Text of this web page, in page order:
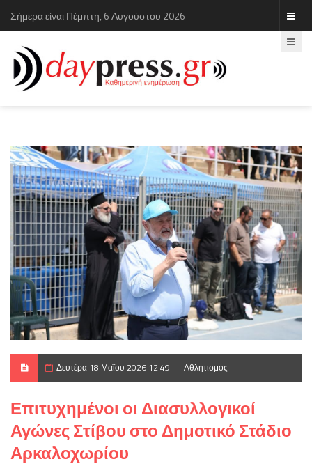
Σήμερα είναι Πέμπτη, 6 Αυγούστου 2026
Δευτέρα 18 Μαΐου 2026 12:49 Αθλητισμός
Επιτυχημένοι οι Διασυλλογικοί
Αγώνες Στίβου στο Δημοτικό Στάδιο
Αρκαλοχωρίου